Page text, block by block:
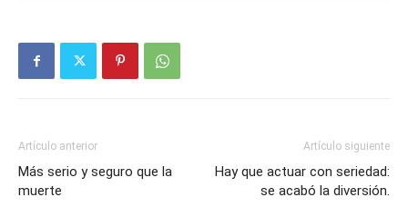
Artículo anterior
Más serio y seguro que la
muerte
Artículo siguiente
Hay que actuar con seriedad:
se acabó la diversión.